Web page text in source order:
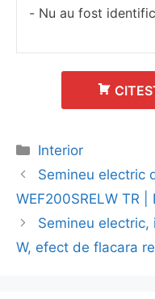
Nu au fost
Categorii
Interior
Navigare
în
Semineu electric
WEF200SRELW TR
Semineu electric,
W, efect de flacara